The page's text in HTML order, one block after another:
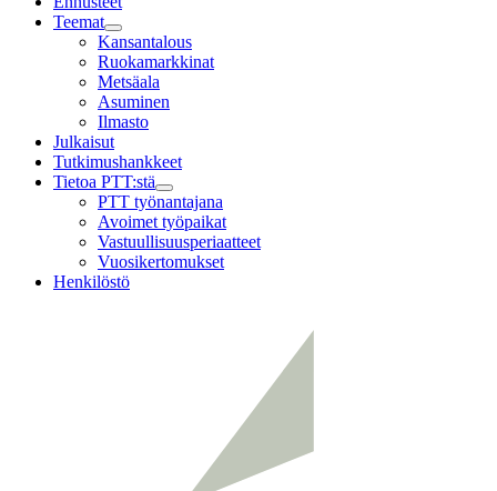
Teemat
Child
menu
Kansantalous
Ruokamarkkinat
Metsäala
Asuminen
Ilmasto
Julkaisut
Tutkimushankkeet
Tietoa PTT:stä
Child
menu
PTT työnantajana
Avoimet työpaikat
Vastuullisuusperiaatteet
Vuosikertomukset
Henkilöstö